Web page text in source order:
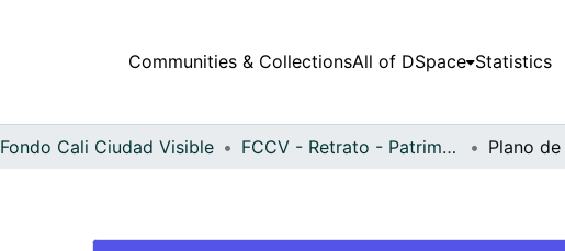
Communities & CollectionsAll of DSpace Statistics
Fondo Cali Ciudad Visible FCCV - Retrato - Patrimonial Plano